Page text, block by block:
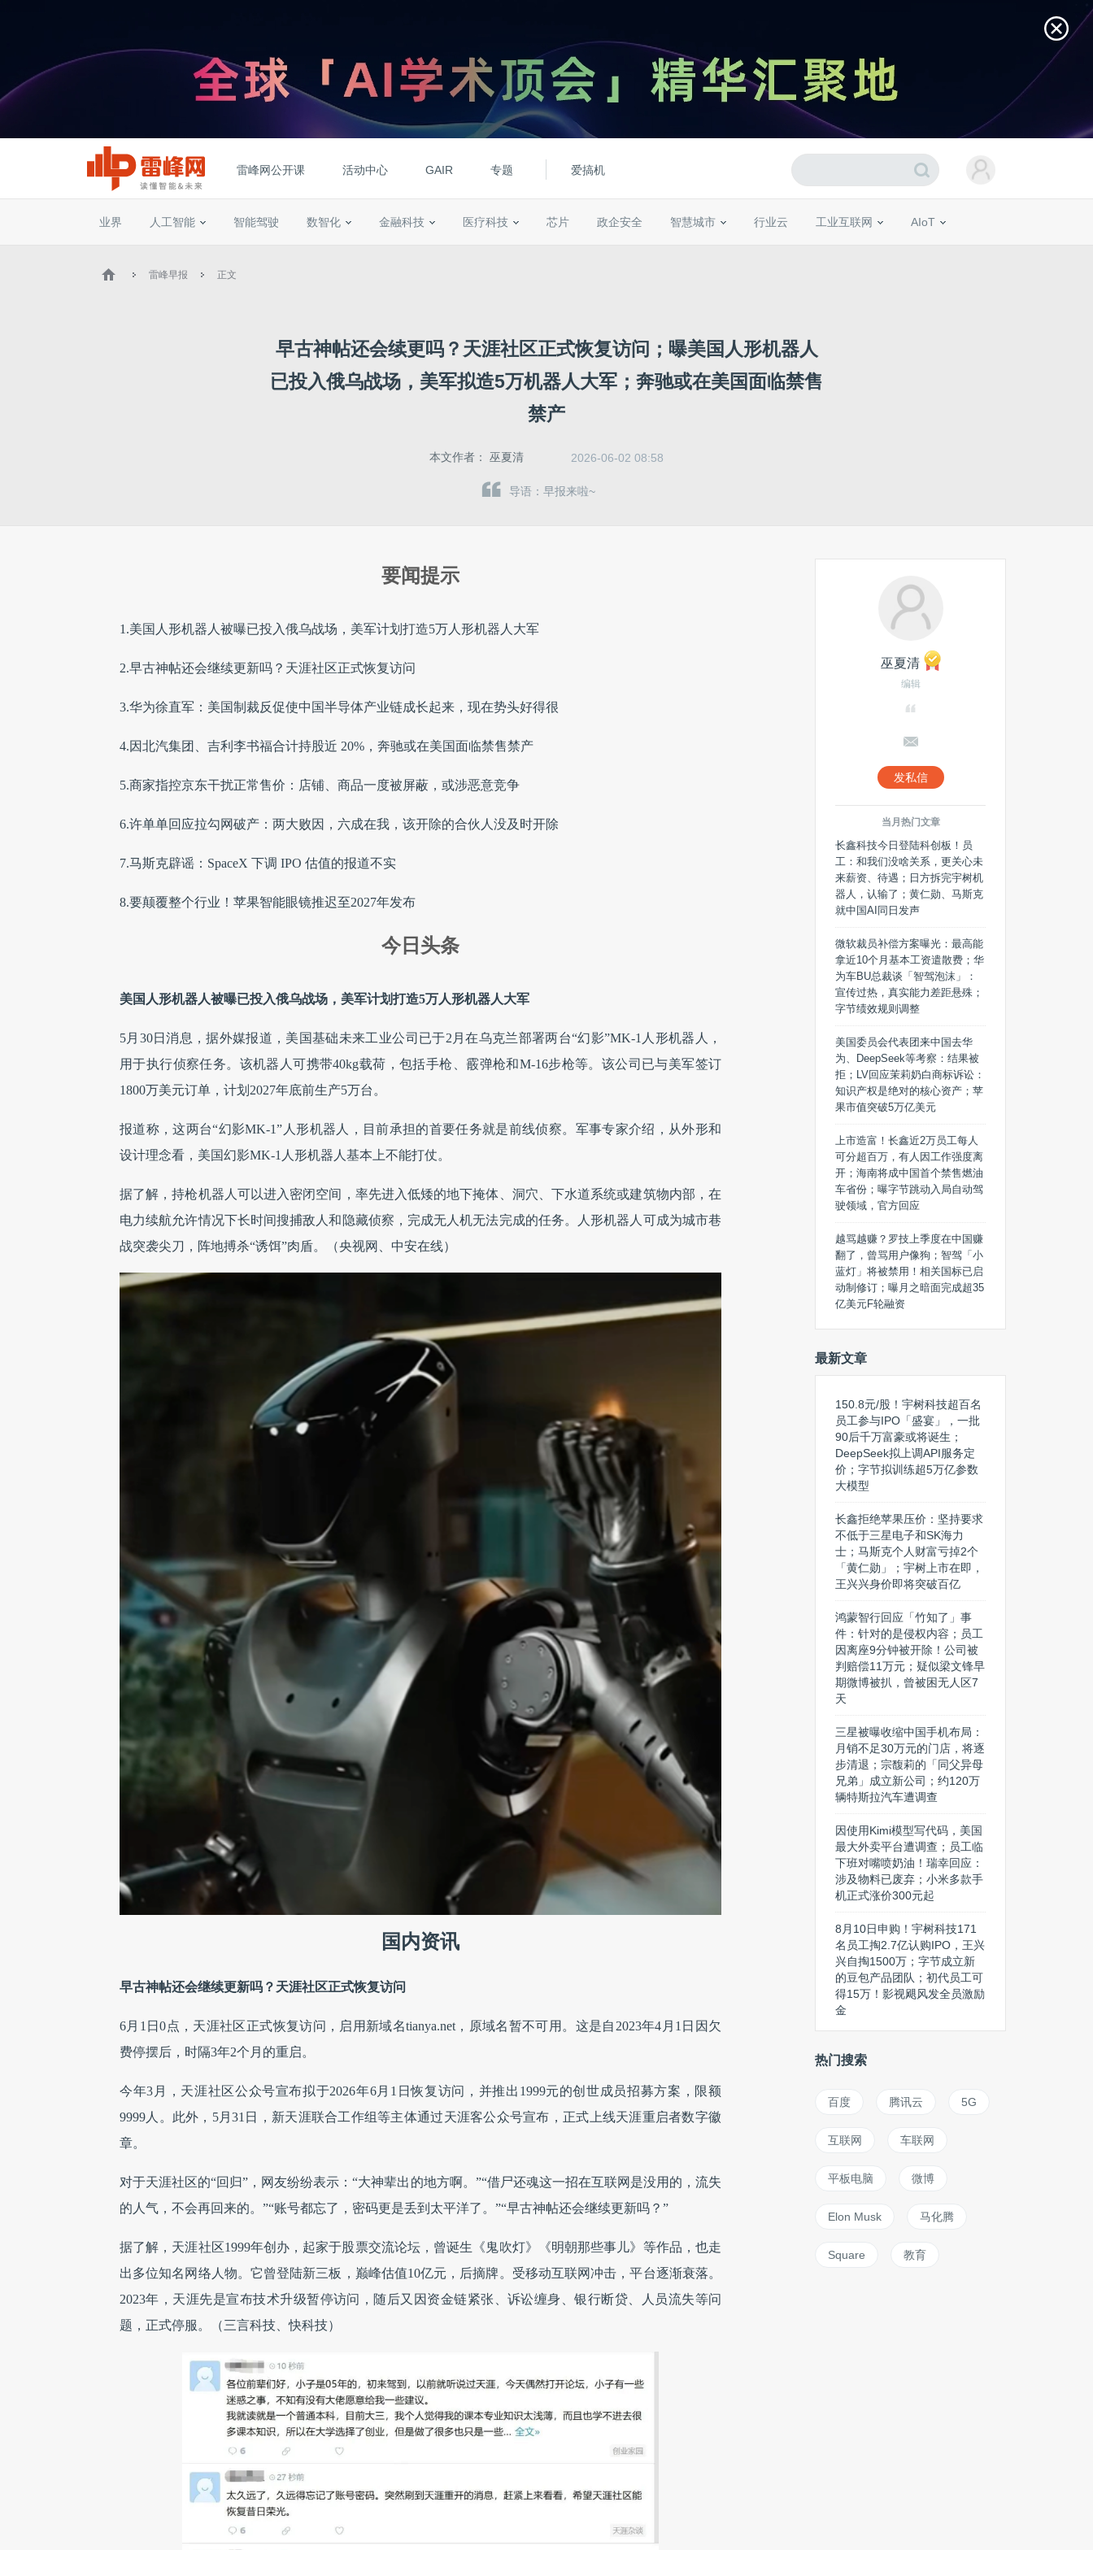
雷峰网公开课 活动中心 GAIR 专题 爱搞机
业界 人工智能 智能驾驶 数智化 金融科技 医疗科技 芯片 政企安全 智慧城市 行业云 工业互联网 AIoT
雷峰早报 正文
早古神帖还会续更吗？天涯社区正式恢复访问；曝美国人形机器人
已投入俄乌战场，美军拟造5万机器人大军；奔驰或在美国面临禁售
禁产
本文作者： 巫夏清 2026-06-02 08:58
导语：早报来啦~
要闻提示
1.美国人形机器人被曝已投入俄乌战场，美军计划打造5万人形机器人大军
2.早古神帖还会继续更新吗？天涯社区正式恢复访问
3.华为徐直军：美国制裁反促使中国半导体产业链成长起来，现在势头好得很
4.因北汽集团、吉利李书福合计持股近 20%，奔驰或在美国面临禁售禁产
5.商家指控京东干扰正常售价：店铺、商品一度被屏蔽，或涉恶意竞争
6.许单单回应拉勾网破产：两大败因，六成在我，该开除的合伙人没及时开除
7.马斯克辟谣：SpaceX 下调 IPO 估值的报道不实
8.要颠覆整个行业！苹果智能眼镜推迟至2027年发布
今日头条
美国人形机器人被曝已投入俄乌战场，美军计划打造5万人形机器人大军
5月30日消息，据外媒报道，美国基础未来工业公司已于2月在乌克兰部署两台“幻影”MK-1人形机器人，
用于执行侦察任务。该机器人可携带40kg载荷，包括手枪、霰弹枪和M-16步枪等。该公司已与美军签订
1800万美元订单，计划2027年底前生产5万台。
报道称，这两台“幻影MK-1”人形机器人，目前承担的首要任务就是前线侦察。军事专家介绍，从外形和
设计理念看，美国幻影MK-1人形机器人基本上不能打仗。
据了解，持枪机器人可以进入密闭空间，率先进入低矮的地下掩体、洞穴、下水道系统或建筑物内部，在
电力续航允许情况下长时间搜捕敌人和隐藏侦察，完成无人机无法完成的任务。人形机器人可成为城市巷
战突袭尖刀，阵地搏杀“诱饵”肉盾。（央视网、中安在线）
国内资讯
早古神帖还会继续更新吗？天涯社区正式恢复访问
6月1日0点，天涯社区正式恢复访问，启用新域名tianya.net，原域名暂不可用。这是自2023年4月1日因欠
费停摆后，时隔3年2个月的重启。
今年3月，天涯社区公众号宣布拟于2026年6月1日恢复访问，并推出1999元的创世成员招募方案，限额
9999人。此外，5月31日，新天涯联合工作组等主体通过天涯客公众号宣布，正式上线天涯重启者数字徽
章。
对于天涯社区的“回归”，网友纷纷表示：“大神辈出的地方啊。”“借尸还魂这一招在互联网是没用的，流失
的人气，不会再回来的。”“账号都忘了，密码更是丢到太平洋了。”“早古神帖还会继续更新吗？”
据了解，天涯社区1999年创办，起家于股票交流论坛，曾诞生《鬼吹灯》《明朝那些事儿》等作品，也走
出多位知名网络人物。它曾登陆新三板，巅峰估值10亿元，后摘牌。受移动互联网冲击，平台逐渐衰落。
2023年，天涯先是宣布技术升级暂停访问，随后又因资金链紧张、诉讼缠身、银行断贷、人员流失等问
题，正式停服。（三言科技、快科技）
巫夏清
编辑
发私信
当月热门文章
长鑫科技今日登陆科创板！员
工：和我们没啥关系，更关心未
来薪资、待遇；日方拆完宇树机
器人，认输了；黄仁勋、马斯克
就中国AI同日发声
微软裁员补偿方案曝光：最高能
拿近10个月基本工资遣散费；华
为车BU总裁谈「智驾泡沫」：
宣传过热，真实能力差距悬殊；
字节绩效规则调整
美国委员会代表团来中国去华
为、DeepSeek等考察：结果被
拒；LV回应茉莉奶白商标诉讼：
知识产权是绝对的核心资产；苹
果市值突破5万亿美元
上市造富！长鑫近2万员工每人
可分超百万，有人因工作强度离
开；海南将成中国首个禁售燃油
车省份；曝字节跳动入局自动驾
驶领域，官方回应
越骂越赚？罗技上季度在中国赚
翻了，曾骂用户像狗；智驾「小
蓝灯」将被禁用！相关国标已启
动制修订；曝月之暗面完成超35
亿美元F轮融资
最新文章
150.8元/股！宇树科技超百名
员工参与IPO「盛宴」，一批
90后千万富豪或将诞生；
DeepSeek拟上调API服务定
价；字节拟训练超5万亿参数
大模型
长鑫拒绝苹果压价：坚持要求
不低于三星电子和SK海力
士；马斯克个人财富亏掉2个
「黄仁勋」；宇树上市在即，
王兴兴身价即将突破百亿
鸿蒙智行回应「竹知了」事
件：针对的是侵权内容；员工
因离座9分钟被开除！公司被
判赔偿11万元；疑似梁文锋早
期微博被扒，曾被困无人区7
天
三星被曝收缩中国手机布局：
月销不足30万元的门店，将逐
步清退；宗馥莉的「同父异母
兄弟」成立新公司；约120万
辆特斯拉汽车遭调查
因使用Kimi模型写代码，美国
最大外卖平台遭调查；员工临
下班对嘴喷奶油！瑞幸回应：
涉及物料已废弃；小米多款手
机正式涨价300元起
8月10日申购！宇树科技171
名员工掏2.7亿认购IPO，王兴
兴自掏1500万；字节成立新
的豆包产品团队；初代员工可
得15万！影视飓风发全员激励
金
热门搜索
百度 腾讯云 5G
互联网 车联网
平板电脑 微博
Elon Musk 马化腾
Square 教育